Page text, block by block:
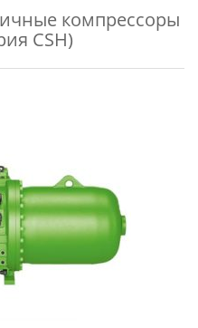
компрессоры
CSH)